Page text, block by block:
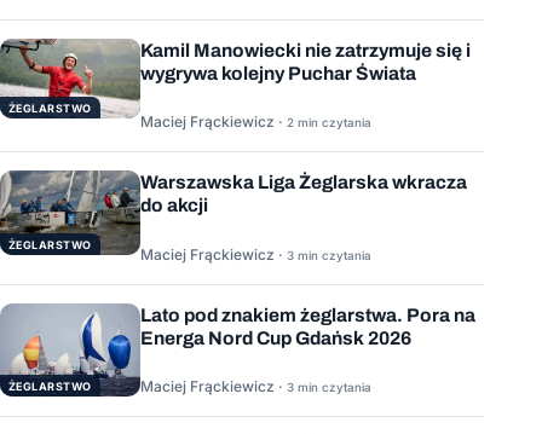
ŻEGLARSTWO
Kamil Manowiecki nie zatrzymuje się i
wygrywa kolejny Puchar Świata
Maciej Frąckiewicz · 2 min czytania
ŻEGLARSTWO
Warszawska Liga Żeglarska wkracza
do akcji
Maciej Frąckiewicz · 3 min czytania
ŻEGLARSTWO
Lato pod znakiem żeglarstwa. Pora na
Energa Nord Cup Gdańsk 2026
Maciej Frąckiewicz · 3 min czytania